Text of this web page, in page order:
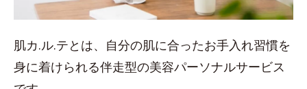
肌カ.ル.テとは、自分の肌に合ったお手入れ習慣を
身に着けられる伴走型の美容パーソナルサービス